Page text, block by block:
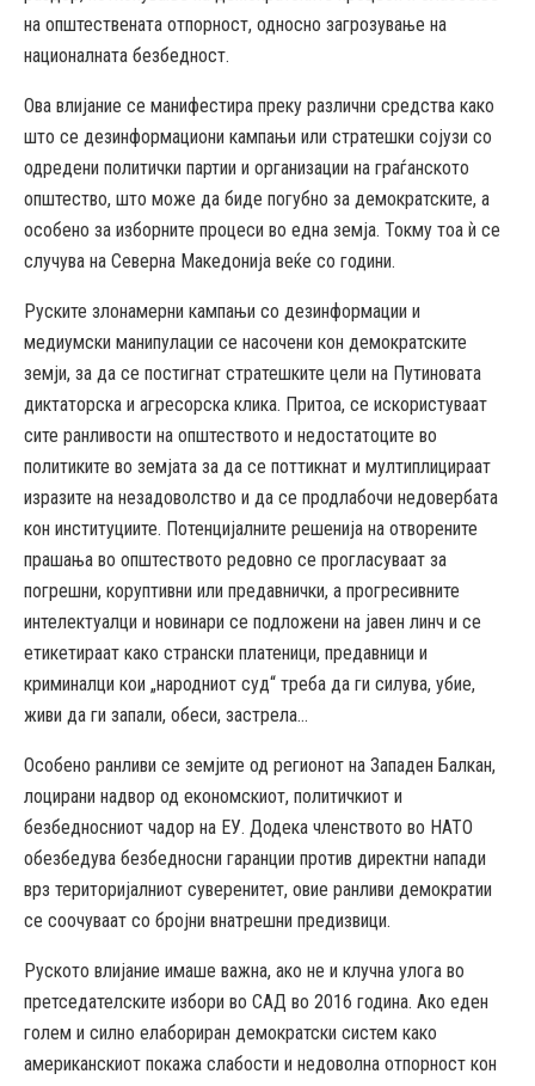
на општествената отпорност, односно загрозување на
националната безбедност.
Ова влијание се манифестира преку различни средства како
што се дезинформациони кампањи или стратешки сојузи со
одредени политички партии и организации на граѓанското
општество, што може да биде погубно за демократските, а
особено за изборните процеси во една земја. Токму тоа ѝ се
случува на Северна Македонија веќе со години.
Руските злонамерни кампањи со дезинформации и
медиумски манипулации се насочени кон демократските
земји, за да се постигнат стратешките цели на Путиновата
диктаторска и агресорска клика. Притоа, се искористуваат
сите ранливости на општеството и недостатоците во
политиките во земјата за да се поттикнат и мултиплицираат
изразите на незадоволство и да се продлабочи недовербата
кон институциите. Потенцијалните решенија на отворените
прашања во општеството редовно се прогласуваат за
погрешни, коруптивни или предавнички, а прогресивните
интелектуалци и новинари се подложени на јавен линч и се
етикетираат како странски платеници, предавници и
криминалци кои „народниот суд“ треба да ги силува, убие,
живи да ги запали, обеси, застрела…
Особено ранливи се земјите од регионот на Западен Балкан,
лоцирани надвор од економскиот, политичкиот и
безбедносниот чадор на ЕУ. Додека членството во НАТО
обезбедува безбедносни гаранции против директни напади
врз територијалниот суверенитет, овие ранливи демократии
се соочуваат со бројни внатрешни предизвици.
Руското влијание имаше важна, ако не и клучна улога во
претседателските избори во САД во 2016 година. Ако еден
голем и силно елабориран демократски систем како
американскиот покажа слабости и недоволна отпорност кон